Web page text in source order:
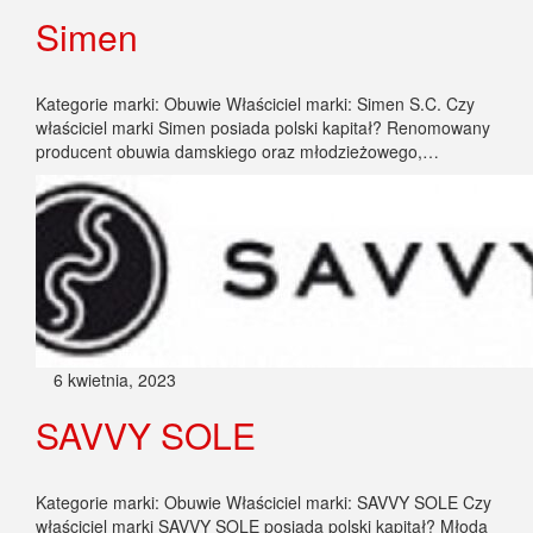
Simen
Kategorie marki: Obuwie Właściciel marki: Simen S.C. Czy
właściciel marki Simen posiada polski kapitał? Renomowany
producent obuwia damskiego oraz młodzieżowego,…
6 kwietnia, 2023
SAVVY SOLE
Kategorie marki: Obuwie Właściciel marki: SAVVY SOLE Czy
właściciel marki SAVVY SOLE posiada polski kapitał? Młoda